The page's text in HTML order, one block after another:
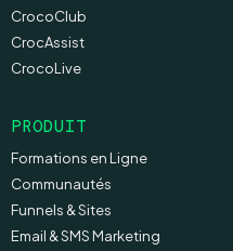
CrocoClub
CrocAssist
CrocoLive
PRODUIT
Formations en Ligne
Communautés
Funnels & Sites
Email & SMS Marketing